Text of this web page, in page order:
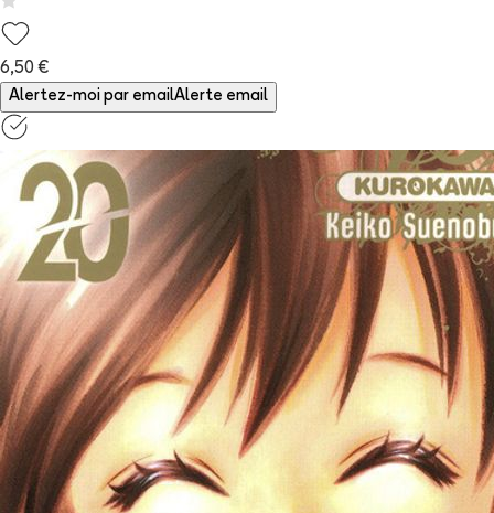
6,50 €
Alertez-moi par emailAlerte email